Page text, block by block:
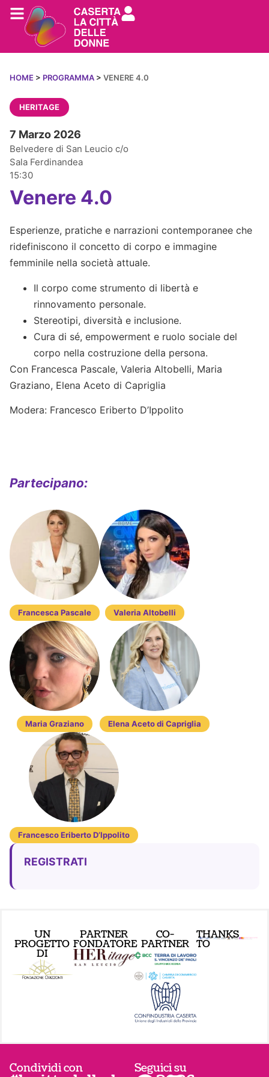
HOME > PROGRAMMA > VENERE 4.0
HERITAGE
Venere 4.0
Esperienze, pratiche e narrazioni contemporanee che
ridefiniscono il concetto di corpo e immagine
femminile nella società attuale.
Il corpo come strumento di libertà e
rinnovamento personale.
Stereotipi, diversità e inclusione.
Cura di sé, empowerment e ruolo sociale del
corpo nella costruzione della persona.
Con Francesca Pascale, Valeria Altobelli, Maria
Graziano, Elena Aceto di Capriglia
Modera: Francesco Eriberto D’Ippolito
7 Marzo 2026
Belvedere di San Leucio c/o
Sala Ferdinandea
15:30
Partecipano:
Francesca Pascale Valeria Altobelli
Maria Graziano Elena Aceto di Capriglia
Francesco Eriberto D’Ippolito
REGISTRATI
UN
PROGETTO
DI
PARTNER
FONDATORE
CO-
PARTNER
THANKS
TO
Condividi con Seguici su